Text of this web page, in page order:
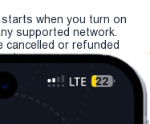
when you turn on
supported network.
cancelled or refunded